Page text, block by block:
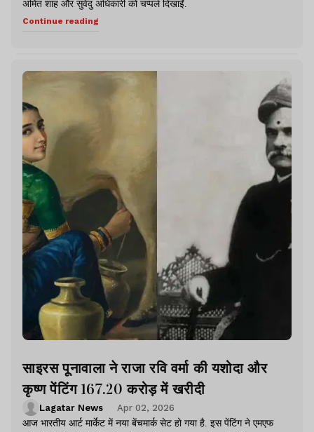
अमित शाह और सुवेंदु अधिकारी को चप्पलें दिखाईं.
Continue reading
साइरस पूनावाला ने राजा रवि वर्मा की यशोदा और
कृष्ण पेंटिंग 167.20 करोड़ में खरीदी
Lagatar News
Apr 02, 2026
आज भारतीय आर्ट मार्केट में नया बेंचमार्क सेट हो गया है. इस पेंटिंग ने एमएफ